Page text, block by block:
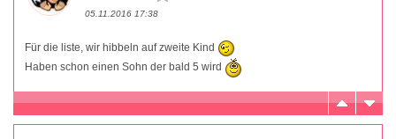
05.11.2016 17:38
Für die liste, wir hibbeln auf zweite Kind
Haben schon einen Sohn der bald 5 wird